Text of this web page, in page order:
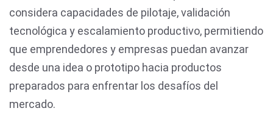
considera capacidades de pilotaje, validación
tecnológica y escalamiento productivo, permitiendo
que emprendedores y empresas puedan avanzar
desde una idea o prototipo hacia productos
preparados para enfrentar los desafíos del
mercado.